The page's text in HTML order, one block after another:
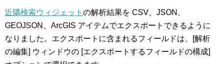
近隣検索ウィジェット の解析結果を CSV、JSON、
GEOJSON、ArcGIS アイテムでエクスポートできるように
なりました。エクスポートに含まれるフィールドは、[解析
の編集] ウィンドウの [エクスポートするフィールドの構成]